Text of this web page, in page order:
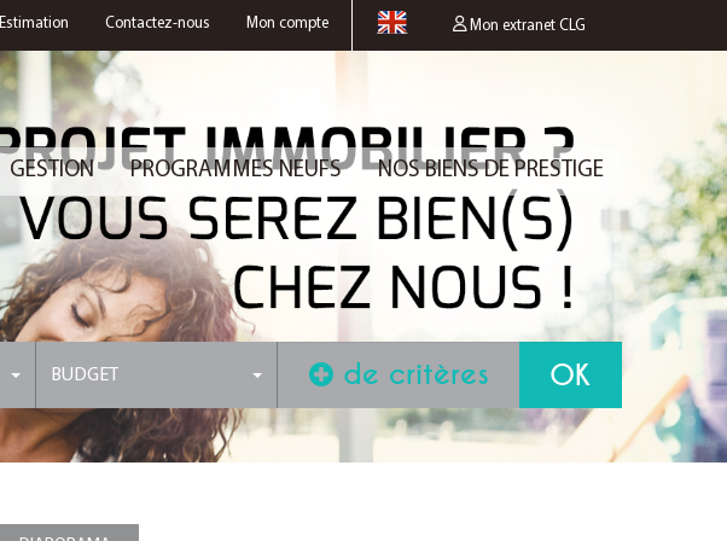
Mon extranet CLG
Estimation Contactez-nous Mon compte
GESTION PROGRAMMES NEUFS NOS BIENS DE PRESTIGE
BUDGET de critères